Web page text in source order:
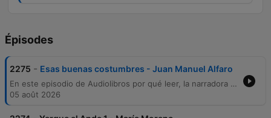
Épisodes
2275 - Esas buenas costumbres - Juan Manuel Alfaro
En este episodio de Audiolibros por qué leer, la narradora Ceci Bona presenta el cuento Esas buenas costumbres del autor entrerriano Juan Manuel Alfaro, perteneciente a su obra La dama con el unicornio. A través de una lectura pausada, se explora la vida de un matrimonio regido por las normas sociales y la importancia de mantener las tradiciones y los deberes hacia los antepasados. La narración profundiza en la tensión entre la estructura moral de un hombre dedicado a las buenas costumbres y la sutil rebeldía de su esposa, Estela. El episodio ofrece una reflexión sobre la memoria, el orden social y la intimidad frente a lo público, destacando la labor de la editorial Oshenden en la difusión de autores de la provincia de Entre Ríos.
05 août 2026